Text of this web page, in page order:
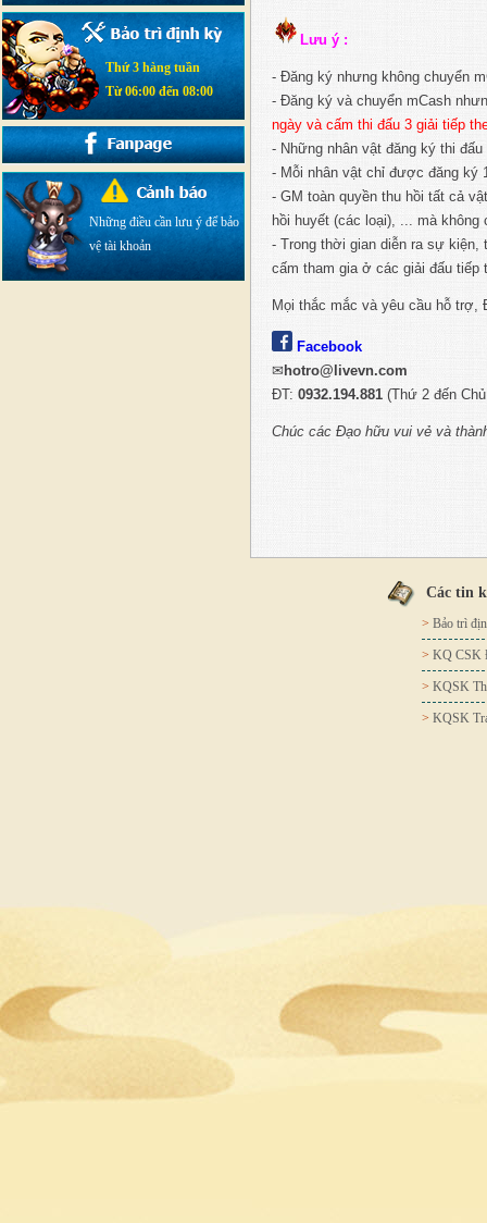
Thứ 3 hàng tuần
Từ 06:00 đến 08:00
Những điều cần lưu ý để bảo
vệ tài khoản
Lưu ý :
- Đăng ký nhưng không chuyển
- Đăng ký và chuyển mCash
ngày và cấm thi đấu 3 giải tiếp
- Những nhân vật đăng ký thi
- Mỗi nhân vật chỉ được đăng ký
- GM toàn quyền thu hồi tất cả
hồi huyết (các loại), ... mà
- Trong thời gian diễn ra sự
cấm tham gia ở các giải đấu tiếp
Mọi thắc mắc và yêu cầu hỗ
Facebook
✉ hotro@livevn.com
ĐT: 0932.194.881 (Thứ 2 đến
Chúc các Đạo hữu vui vẻ và
Các tin
> Bảo trì
> KQ CSK
> KQSK
> KQSK